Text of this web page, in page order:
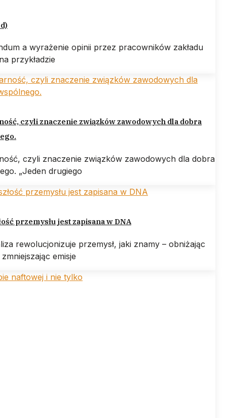
a wyrażenie opinii przez pracowników zakładu
przykładzie
czyli znaczenie związków zawodowych dla dobra
czyli znaczenie związków zawodowych dla dobra
„Jeden drugiego
przemysłu jest zapisana w DNA
rewolucjonizuje przemysł, jaki znamy – obniżając
emisje